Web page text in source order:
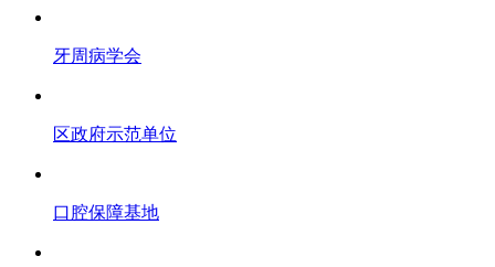
牙周病学会
区政府示范单位
口腔保障基地